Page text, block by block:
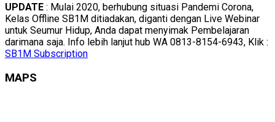
UPDATE : Mulai 2020, berhubung situasi Pandemi Corona,
Kelas Offline SB1M ditiadakan, diganti dengan Live Webinar
untuk Seumur Hidup, Anda dapat menyimak Pembelajaran
darimana saja. Info lebih lanjut hub WA 0813-8154-6943, Klik :
SB1M Subscription
MAPS